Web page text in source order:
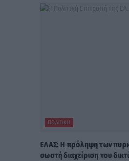
ΠΟΛΙΤΙΚΉ
ΕΛΑΣ: Η πρόληψη των
σωστή διαχείριση του